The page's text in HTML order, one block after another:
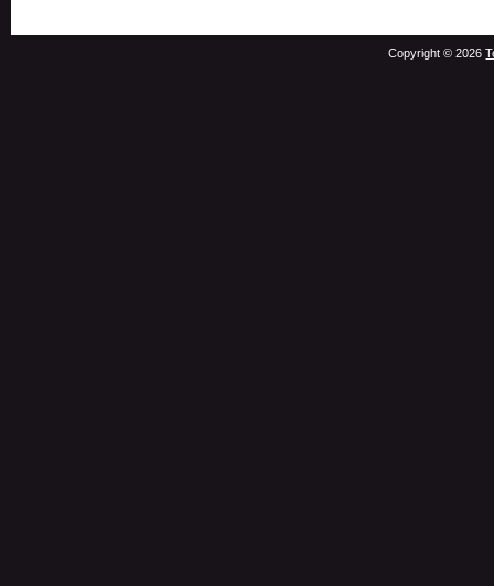
Copyright © 2026